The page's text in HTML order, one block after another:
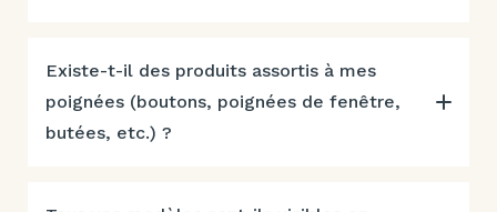
Existe-t-il des produits assortis à mes
poignées (boutons, poignées de fenêtre,
butées, etc.) ?